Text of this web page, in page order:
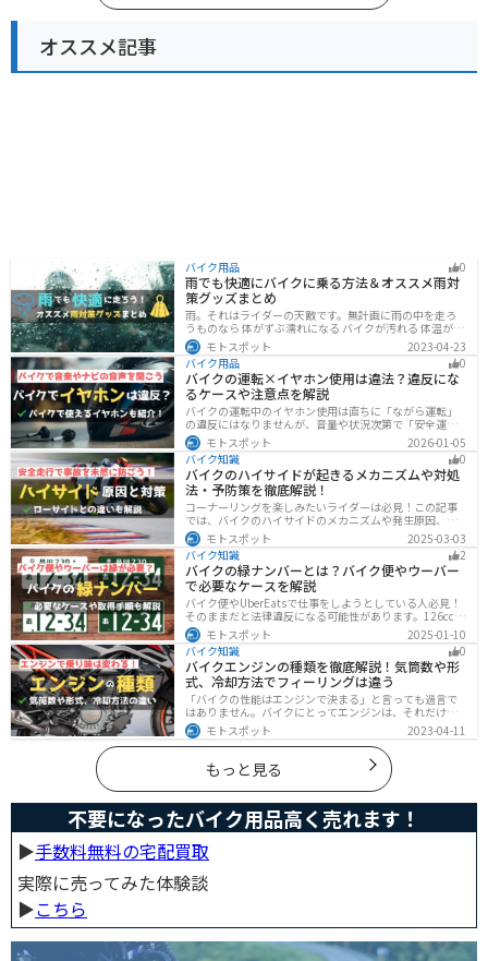
オススメ記事
バイク用品 0
雨でも快適にバイクに乗る方法＆オススメ雨対
策グッズまとめ
雨。それはライダーの天敵です。無計画に雨の中を走ろ
うものなら 体がずぶ濡れになる バイクが汚れる 体温が奪
われて集中力が低下する 雨で視界が悪くなる 路面が濡れ
て滑りやすくなるなど、晴れの日にはないマイナス要素
が盛りだくさんでライダーに押し寄せてきます。そんな
雨の中を好んで走ろうなんて誰も考えていないはずです
が、どうしても避けられない場合もありますよね。この
記事では、レインウエアや防水バッグをはじめ、ライダ
ーや荷物を雨から守るための方法やグッズなどについて
紹介します。雨はライダーにとって非常に厄介なモノで
すが、バッチリと対策しておけば意外と快適に走れてし
まうものです
モトスポット
2023-04-23
バイク用品
0
バイクの運転×イヤホン使用は違法？違反にな
るケースや注意点を解説
バイクの運転中のイヤホン使用は直ちに「ながら運転」
の違反にはなりませんが、音量や状況次第で「安全運転
義務違反」や各都道府県の「道路交通法施行細則」に抵
触する恐れがあります。周囲の音が聞こえる適切な音量
を保ち、スマホ操作は厳禁。耳を塞がない骨伝導イヤホ
ンや、ヘルメット用スピーカーの活用も安全な音楽体験
には有効な選択肢です。
モトスポット
2026-01-05
バイク知識
0
バイクのハイサイドが起きるメカニズムや対処
法・予防策を徹底解説！
コーナーリングを楽しみたいライダーは必見！この記事
では、バイクのハイサイドのメカニズムや発生原因、対
処法、予防策を解説しています。実は、バイクのハイサ
イドは危険な現象ですが、正しい知識と対策で防ぐこと
が可能です。この記事を読めば、ハイサイドのリスクを
減らせます。
モトスポット
2025-03-03
バイク知識
2
バイクの緑ナンバーとは？バイク便やウーバー
で必要なケースを解説
バイク便やUberEatsで仕事をしようとしている人必見！
そのままだと法律違反になる可能性があります。126cc以
上のバイクで運送事業を行う場合、緑ナンバー（事業
用）が必要になります。本記事では緑ナンバーの必要な
ケースや取得方法を解説します。
モトスポット
2025-01-10
バイク知識
0
バイクエンジンの種類を徹底解説！気筒数や形
式、冷却方法でフィーリングは違う
「バイクの性能はエンジンで決まる」と言っても過言で
はありません。バイクにとってエンジンは、それだけ重
要なパーツなんです。エンジンの種類と特徴を知れば、
あなたもワンランク上のバイク選びができるようになり
ます！
モトスポット 2023-04-11
もっと見る
不要になったバイク用品高く売れます！
▶︎手数料無料の宅配買取
実際に売ってみた体験談
▶︎こちら